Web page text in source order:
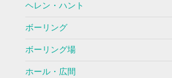
ヘレン・ハント
ボーリング
ボーリング場
ホール・広間